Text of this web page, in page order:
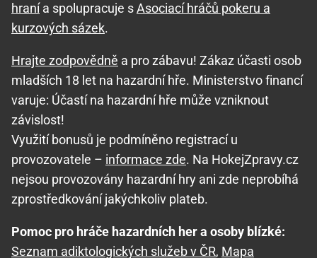
hranía spolupracuje sAsociací hráčů pokeru a
kurzových sázek.
Hrajte zodpovědně a pro zábavu! Zákaz účasti osob
mladších 18 let na hazardní hře. Ministerstvo financí
varuje: Účastí na hazardní hře může vzniknout
závislost!
Využití bonusů je podmíněno registrací u
provozovatele – informace zde. Na HokejZpravy.cz
nejsou provozovány hazardní hry ani zde neprobíhá
zprostředkování jakýchkoliv plateb.
Pomoc pro hráče hazardních her a osoby blízké:
Seznam adiktologických služeb v ČR, Mapa